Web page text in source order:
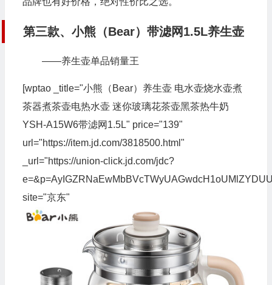
第三款、小熊（Bear）带滤网1.5L养生壶
——养生壶单品销量王
[wptao _title="小熊（Bear）养生壶 电水壶烧水壶煮
茶器煮茶壶电热水壶 迷你玻璃花茶壶黑茶热牛奶
YSH-A15W6带滤网1.5L" price="139"
url="https://item.jd.com/3818500.html"
_url="https://union-click.jd.com/jdc?
site="京东"